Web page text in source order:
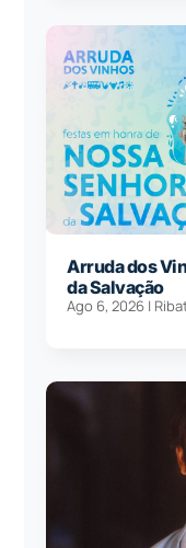
Arruda dos
da Salvação
Ago 6, 2026 |